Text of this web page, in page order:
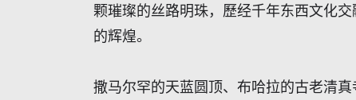
颗璀璨的丝路明珠，歷经千年东西文化
的辉煌。
撒马尔罕的天蓝圆顶、布哈拉的古老清